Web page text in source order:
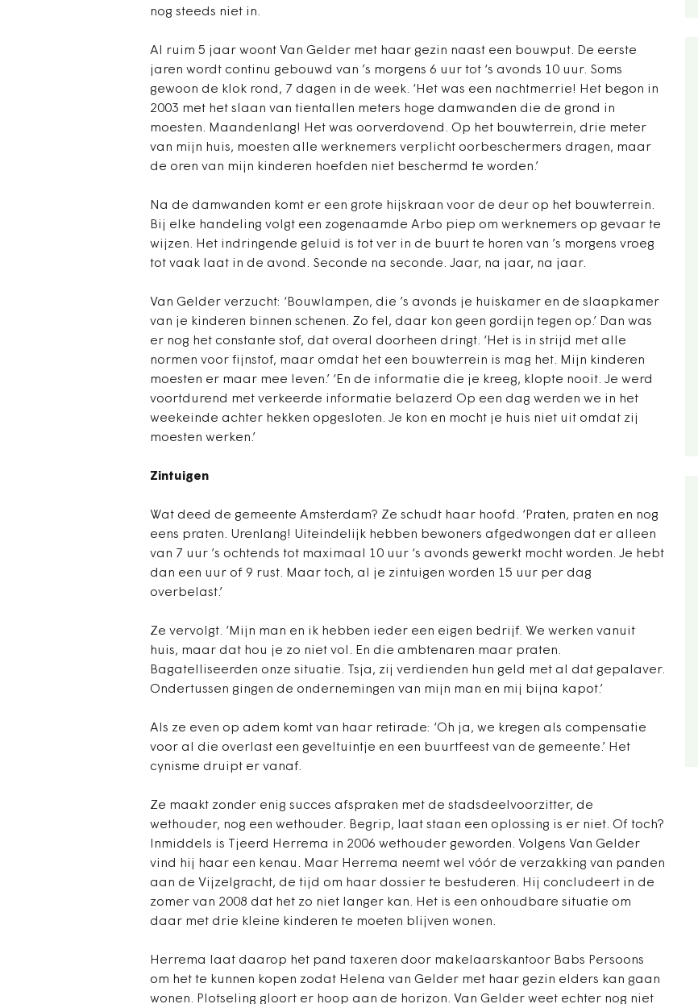
nog steeds niet in.
Al ruim 5 jaar woont Van Gelder met haar gezin naast een bouwput. De eerste
jaren wordt continu gebouwd van ’s morgens 6 uur tot ‘s avonds 10 uur. Soms
gewoon de klok rond, 7 dagen in de week. ‘Het was een nachtmerrie! Het begon in
2003 met het slaan van tientallen meters hoge damwanden die de grond in
moesten. Maandenlang! Het was oorverdovend. Op het bouwterrein, drie meter
van mijn huis, moesten alle werknemers verplicht oorbeschermers dragen, maar
de oren van mijn kinderen hoefden niet beschermd te worden.’
Na de damwanden komt er een grote hijskraan voor de deur op het bouwterrein.
Bij elke handeling volgt een zogenaamde Arbo piep om werknemers op gevaar te
wijzen. Het indringende geluid is tot ver in de buurt te horen van ’s morgens vroeg
tot vaak laat in de avond. Seconde na seconde. Jaar, na jaar, na jaar.
Van Gelder verzucht: ‘Bouwlampen, die ’s avonds je huiskamer en de slaapkamer
van je kinderen binnen schenen. Zo fel, daar kon geen gordijn tegen op.’ Dan was
er nog het constante stof, dat overal doorheen dringt. ‘Het is in strijd met alle
normen voor fijnstof, maar omdat het een bouwterrein is mag het. Mijn kinderen
moesten er maar mee leven.’ ‘En de informatie die je kreeg, klopte nooit. Je werd
voortdurend met verkeerde informatie belazerd Op een dag werden we in het
weekeinde achter hekken opgesloten. Je kon en mocht je huis niet uit omdat zij
moesten werken.’
Zintuigen
Wat deed de gemeente Amsterdam? Ze schudt haar hoofd. ‘Praten, praten en nog
eens praten. Urenlang! Uiteindelijk hebben bewoners afgedwongen dat er alleen
van 7 uur ’s ochtends tot maximaal 10 uur ‘s avonds gewerkt mocht worden. Je hebt
dan een uur of 9 rust. Maar toch, al je zintuigen worden 15 uur per dag
overbelast.’
Ze vervolgt. ‘Mijn man en ik hebben ieder een eigen bedrijf. We werken vanuit
huis, maar dat hou je zo niet vol. En die ambtenaren maar praten.
Bagatelliseerden onze situatie. Tsja, zij verdienden hun geld met al dat gepalaver.
Ondertussen gingen de ondernemingen van mijn man en mij bijna kapot.’
Als ze even op adem komt van haar retirade: ‘Oh ja, we kregen als compensatie
voor al die overlast een geveltuintje en een buurtfeest van de gemeente.’ Het
cynisme druipt er vanaf.
Ze maakt zonder enig succes afspraken met de stadsdeelvoorzitter, de
wethouder, nog een wethouder. Begrip, laat staan een oplossing is er niet. Of toch?
Inmiddels is Tjeerd Herrema in 2006 wethouder geworden. Volgens Van Gelder
vind hij haar een kenau. Maar Herrema neemt wel vóór de verzakking van panden
aan de Vijzelgracht, de tijd om haar dossier te bestuderen. Hij concludeert in de
zomer van 2008 dat het zo niet langer kan. Het is een onhoudbare situatie om
daar met drie kleine kinderen te moeten blijven wonen.
Herrema laat daarop het pand taxeren door makelaarskantoor Babs Persoons
om het te kunnen kopen zodat Helena van Gelder met haar gezin elders kan gaan
wonen. Plotseling gloort er hoop aan de horizon. Van Gelder weet echter nog niet